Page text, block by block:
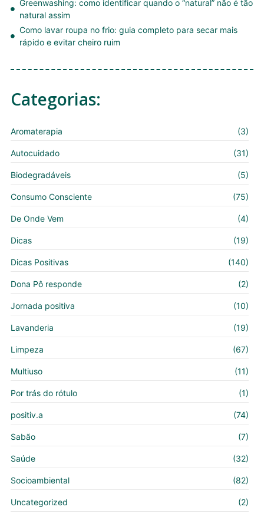
Greenwashing: como identificar quando o “natural” não é tão
natural assim
Como lavar roupa no frio: guia completo para secar mais
rápido e evitar cheiro ruim
Categorias:
Aromaterapia (3)
Autocuidado (31)
Biodegradáveis (5)
Consumo Consciente (75)
De Onde Vem (4)
Dicas (19)
Dicas Positivas (140)
Dona Pô responde (2)
Jornada positiva (10)
Lavanderia (19)
Limpeza (67)
Multiuso (11)
Por trás do rótulo (1)
positiv.a (74)
Sabão (7)
Saúde (32)
Socioambiental (82)
Uncategorized (2)